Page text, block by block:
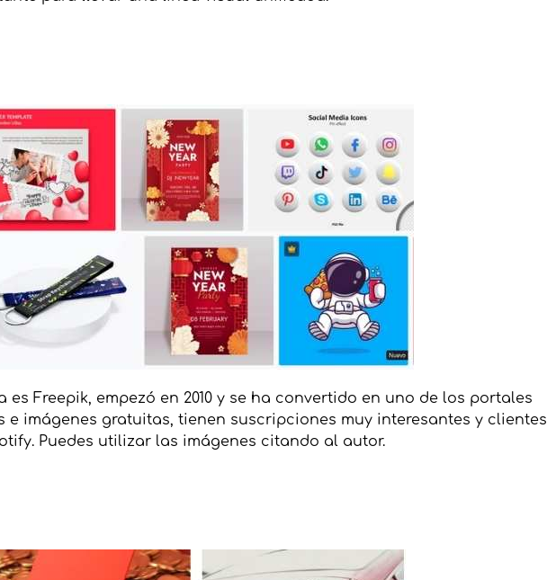
Freepik, empezó en 2010 y se ha convertido en uno de los portales
e imágenes gratuitas, tienen suscripciones muy interesantes y clientes
Puedes utilizar las imágenes citando al autor.